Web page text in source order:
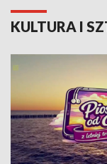
KULTURA I